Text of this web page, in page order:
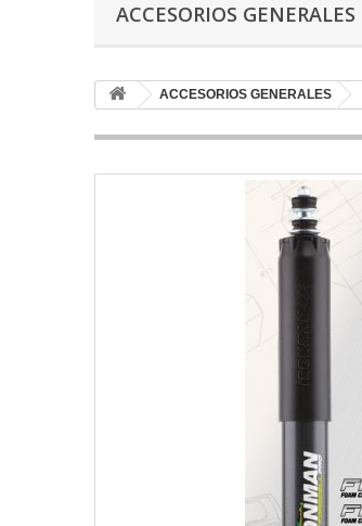
ACCESORIOS GENERALES
ACCESORIOS GENERALES